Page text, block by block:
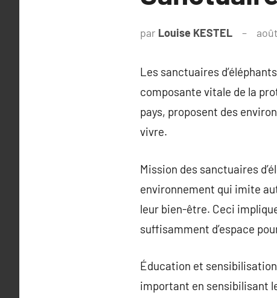
par Louise KESTEL
Les sanctuaires
composante vitale de la
pays, proposent des
vivre.
Mission des sanctuaires
environnement qui imite
leur bien-être. Ceci
suffisamment d’espace
Éducation et
important en sensibilisant